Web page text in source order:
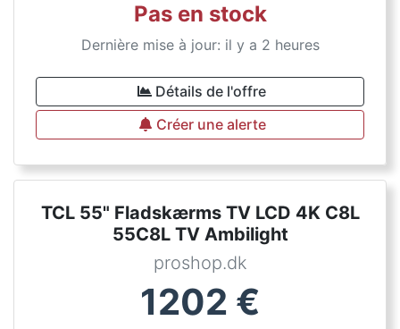
Pas en stock
Dernière mise à jour: il y a 2 heures
Détails de l'offre
Créer une alerte
TCL 55" Fladskærms TV LCD 4K C8L
55C8L TV Ambilight
proshop.dk
1202 €